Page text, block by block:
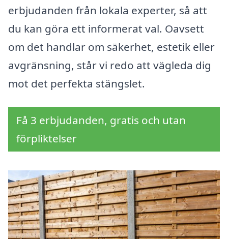
erbjudanden från lokala experter, så att
du kan göra ett informerat val. Oavsett
om det handlar om säkerhet, estetik eller
avgränsning, står vi redo att vägleda dig
mot det perfekta stängslet.
Få 3 erbjudanden, gratis och utan
förpliktelser